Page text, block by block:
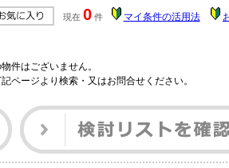
現在 0 件 マイ条件の活用法
件はございません。
ページより検索・又はお問合せください。